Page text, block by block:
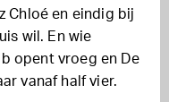
Chloé en eindig bij
wil. En wie
opent vroeg en De
vanaf half vier.